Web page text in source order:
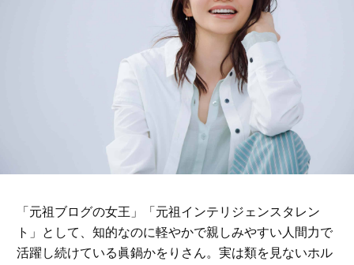
ママとパパに贈る「ジェンダーレ
人気の40代髪型・ヘア
タログ
「元祖ブログの女王」「元祖インテリジェンスタレン
ト」として、知的なのに軽やかで親しみやすい人間力で
活躍し続けている眞鍋かをりさん。実は類を見ないホル